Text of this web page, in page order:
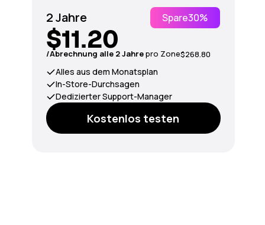
2 Jahre Spare30%
$11.20
/Abrechnung alle 2 Jahrepro Zone$268.80
Alles aus dem Monatsplan
In-Store-Durchsagen
Dedizierter Support-Manager
Kostenlos testen